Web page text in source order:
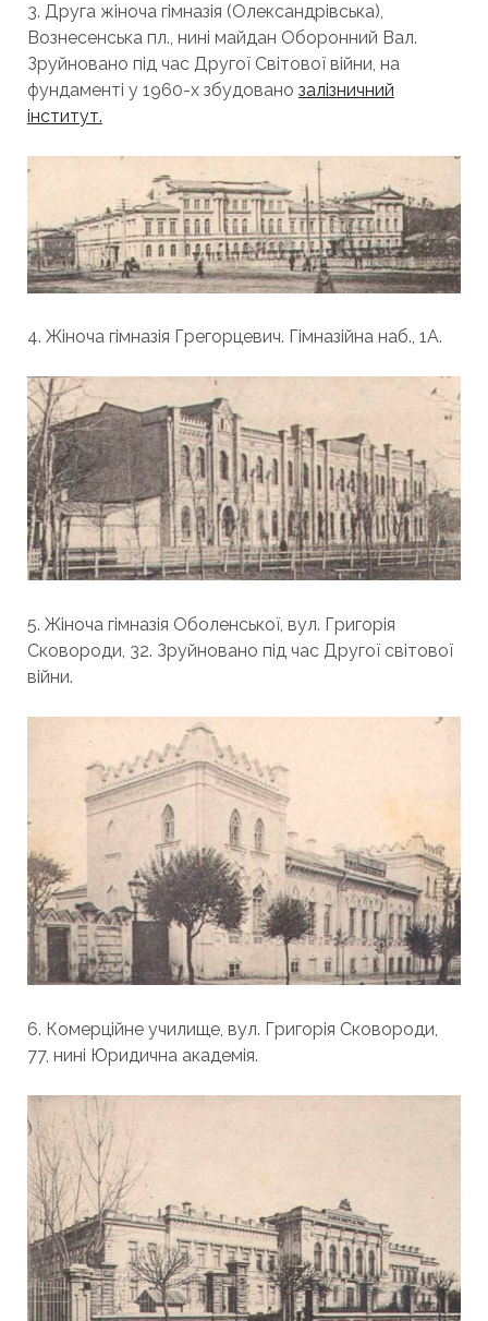
3. Друга жіноча гімназія (Олександрівська),
Вознесенська пл., нині майдан Оборонний Вал.
Зруйновано під час Другої Світової війни, на
фундаменті у 1960-х збудовано залізничний
інститут.
4. Жіноча гімназія Грегорцевич. Гімназійна наб., 1А.
5. Жіноча гімназія Оболенської, вул. Григорія
Сковороди, 32. Зруйновано під час Другої світової
війни.
6. Комерційне училище, вул. Григорія Сковороди,
77, нині Юридична академія.